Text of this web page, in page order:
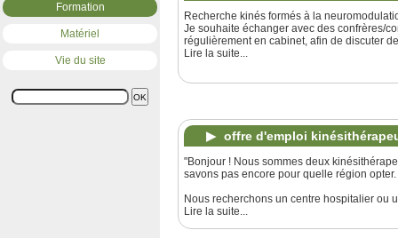
Formation
Matériel
Vie du site
Recherche kinés formés à la
Je souhaite échanger avec des confrères/
régulièrement en cabinet, afin de discuter
Lire la suite...
offre d'emploi
"Bonjour ! Nous sommes deux
savons pas encore pour quelle région opter.
Nous recherchons un centre hospitalier ou
Lire la suite...